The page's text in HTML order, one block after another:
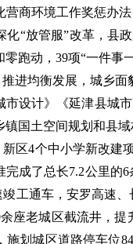
营商环境工作奖惩办
化“放管服”改革，县
跑动，39项“一件事
推进均衡发展，城乡
市设计》《延津县城
镇国土空间规划和县
新区4个中小学新改建
完成了总长7.2公里的6
工通车， 安罗高速、
余座老城区截流井，
施划城区道路停车位